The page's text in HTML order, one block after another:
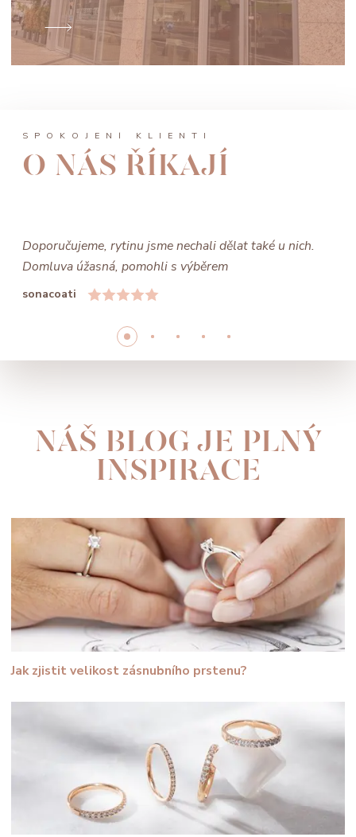
SPOKOJENÍ KLIENTI
O NÁS ŘÍKAJÍ
Doporučujeme, rytinu jsme nechali dělat také u nich.
Domluva úžasná, pomohli s výběrem
sonacoati
NÁŠ BLOG JE PLNÝ
INSPIRACE
Jak zjistit velikost zásnubního prstenu?